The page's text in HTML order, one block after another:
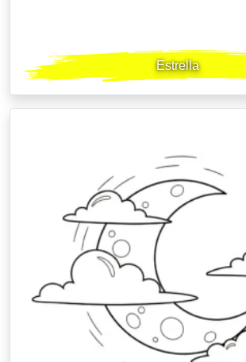
Estrella